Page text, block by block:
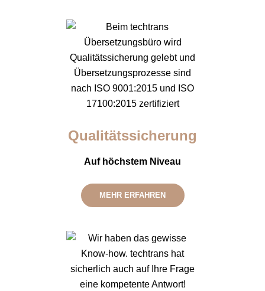
Qualitäts­sicherung
Auf höchstem Niveau
MEHR ERFAHREN